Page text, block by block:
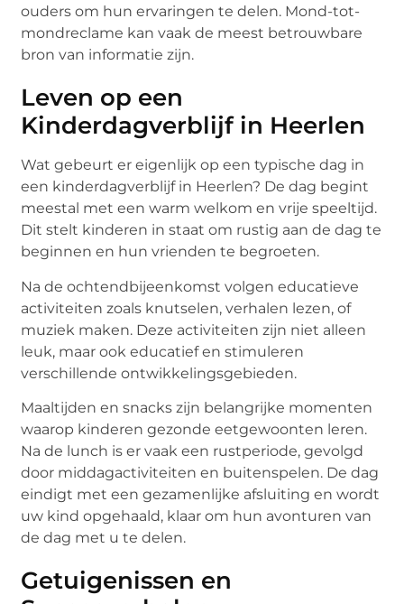
ouders om hun ervaringen te delen. Mond-tot-
mondreclame kan vaak de meest betrouwbare
bron van informatie zijn.
Leven op een
Kinderdagverblijf in Heerlen
Wat gebeurt er eigenlijk op een typische dag in
een kinderdagverblijf in Heerlen? De dag begint
meestal met een warm welkom en vrije speeltijd.
Dit stelt kinderen in staat om rustig aan de dag te
beginnen en hun vrienden te begroeten.
Na de ochtendbijeenkomst volgen educatieve
activiteiten zoals knutselen, verhalen lezen, of
muziek maken. Deze activiteiten zijn niet alleen
leuk, maar ook educatief en stimuleren
verschillende ontwikkelingsgebieden.
Maaltijden en snacks zijn belangrijke momenten
waarop kinderen gezonde eetgewoonten leren.
Na de lunch is er vaak een rustperiode, gevolgd
door middagactiviteiten en buitenspelen. De dag
eindigt met een gezamenlijke afsluiting en wordt
uw kind opgehaald, klaar om hun avonturen van
de dag met u te delen.
Getuigenissen en